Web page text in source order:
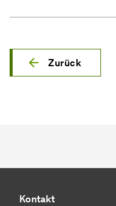
Zurück
Kontakt